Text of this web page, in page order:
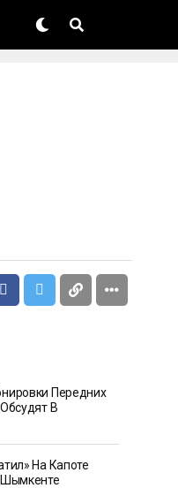
Передних
В
На Капоте
Шымкенте